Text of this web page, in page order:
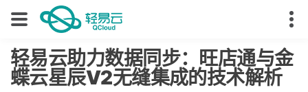
轻易云助力数据同步：旺店通与金
蝶云星辰V2无缝集成的技术解析